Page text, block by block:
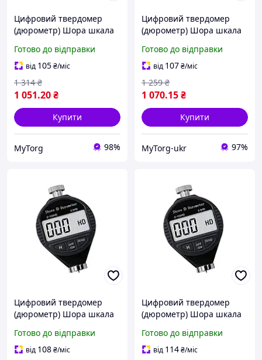
Цифровий твердомер
(дюрометр) Шора шкала
Готово до відправки
від 105₴/міс
1 051.20₴
1 314 ₴
Купити
MyTorg 98%
Цифровий твердомер
(дюрометр) Шора шкала
Готово до відправки
від 107₴/міс
1 070.15₴
1 259 ₴
Купити
MyTorg-ukr 97%
Цифровий твердомер
(дюрометр) Шора шкала
Готово до відправки
від 108₴/міс
Цифровий твердомер
(дюрометр) Шора шкала
Готово до відправки
від 114₴/міс